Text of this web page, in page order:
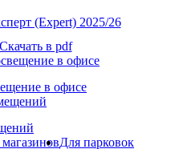
Скачать в pdf
в офисе
Для парковок